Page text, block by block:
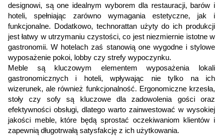
designowi, są one idealnym wyborem dla restauracji, barów i
hoteli, spełniając zarówno wymagania estetyczne, jak i
funkcjonalne. Dodatkowo, technorattan użyty do ich produkcji
jest łatwy w utrzymaniu czystości, co jest niezmiernie istotne w
gastronomii. W hotelach zaś stanowią one wygodne i stylowe
wyposażenie pokoi, lobby czy strefy wypoczynku.
Meble są kluczowym elementem wyposażenia lokali
gastronomicznych i hoteli, wpływając nie tylko na ich
wizerunek, ale również funkcjonalność. Ergonomiczne krzesła,
stoły czy sofy są kluczowe dla zadowolenia gości oraz
efektywności obsługi, dlatego warto zainwestować w wysokiej
jakości meble, które będą sprostać oczekiwaniom klientów i
zapewnią długotrwałą satysfakcję z ich użytkowania.